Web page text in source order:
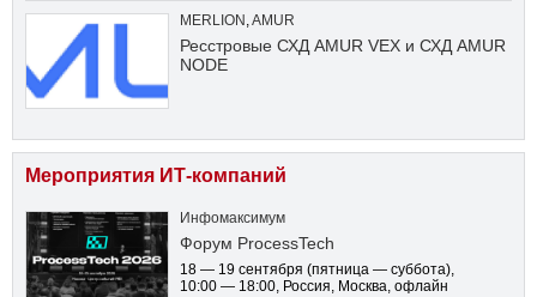
MERLION ,AMUR
Ресстровые СХД AMUR VEX и СХД AMUR
NODE
Мероприятия ИТ-компаний
Инфомаксимум
Форум ProcessTech
18 — 19 сентября (пятница — суббота),
10:00 — 18:00, Россия, Москва, офлайн